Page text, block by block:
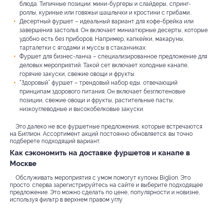
блюда. Типичные позиции: мини-бургеры и слайдеры, спринг-
роллы, куриные или говяжьи шашлычки и кростини с грибами..
Десертный фуршет – идеальный вариант для кофе-брейка или
завершения застолья. Он включает миниатюрные десерты, которые
удобно есть без приборов. Например, капкейки, макаруны,
тарталетки с ягодами и муссы в стаканчиках.
Фуршет для бизнес-ланча – специализированное предложение для
деловых мероприятий. Такой сет включает холодные канапе,
горячие закуски, свежие овощи и фрукты.
“Здоровый” фуршет – трендовый набор еды, отвечающий
принципам здорового питания. Он включает безглютеновые
позиции, свежие овощи и фрукты, растительные пасты,
низкоуглеводные и высокобелковые закуски.
Это далеко не все фуршетные предложения, которые встречаются
на Биглион. Ассортимент акций постоянно обновляется: вы точно
подберете подходящий вариант.
Как сэкономить на доставке фуршетов и канапе в
Москве
Обслуживать мероприятия с умом помогут купоны Biglion. Это
просто: сперва зарегистрируйтесь на сайте и выберите подходящее
предложение. Это можно сделать по цене, популярности и новизне,
используя фильтр в верхнем правом углу.